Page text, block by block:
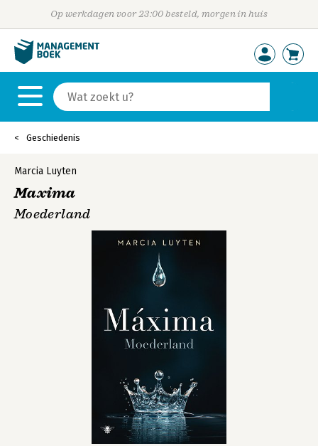
Op werkdagen voor 23:00 besteld, morgen in huis
Geschiedenis
Marcia Luyten
Maxima
Moederland